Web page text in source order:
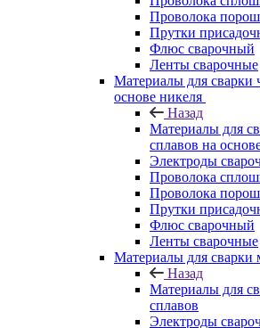
Проволока
Прутки
Флюс сварочный
Ленты сварочные
Материалы для сварки
основе никеля
Назад
Материалы для
сплавов на
Электроды
Проволока
Проволока
Прутки
Флюс сварочный
Ленты сварочные
Материалы для сварки
Назад
Материалы для
сплавов
Электроды